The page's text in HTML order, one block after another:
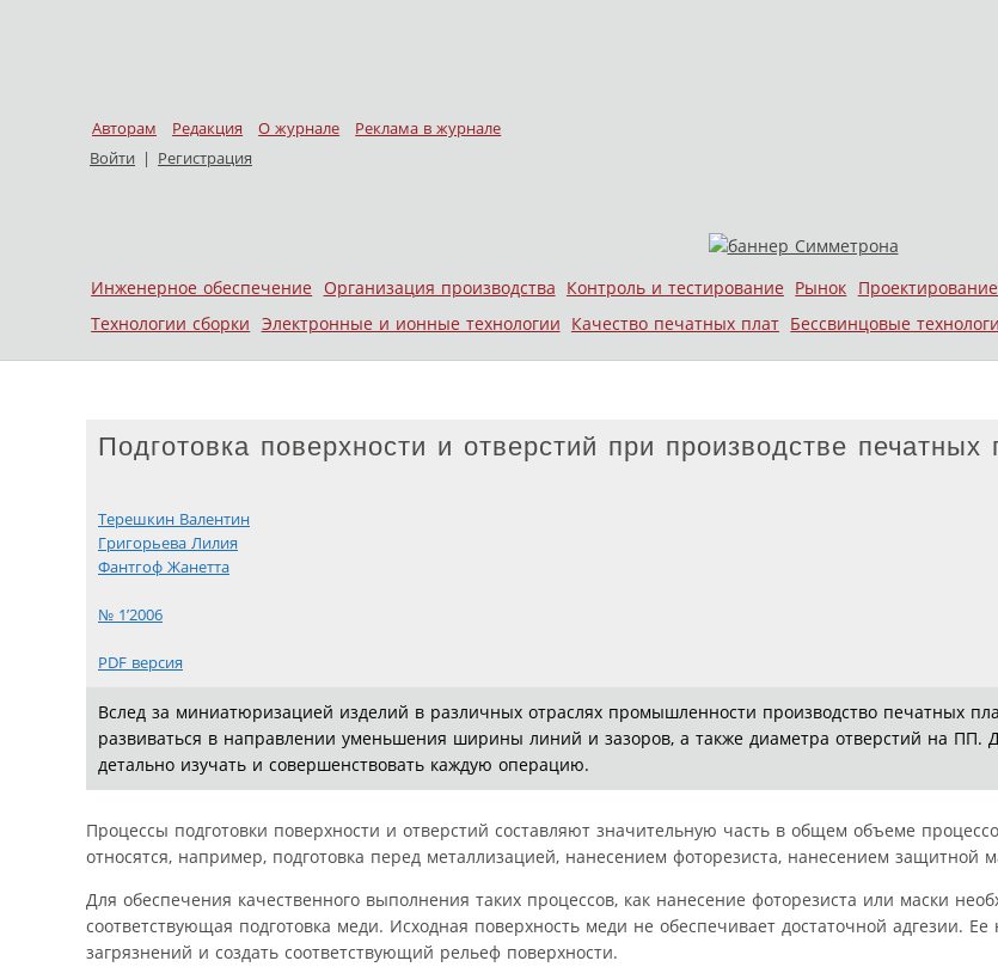
Авторам Редакция О журнале
Реклама в журнале
Войти | Регистрация
Меню
Skip to content
Инженерное обеспечение Организация производства Контроль и тестирование Рынок
Технологии сборки Электронные и ионные технологии Качество печатных плат Бессвинцовые
Подготовка поверхности и отверстий при производстве печатных
Терешкин Валентин
Григорьева Лилия
Фантгоф Жанетта
№ 1’2006
PDF версия
Вслед за миниатюризацией изделий в различных отраслях промышленности производство печатных
развиваться в направлении уменьшения ширины линий и зазоров, а также диаметра отверстий на ПП.
детально изучать и совершенствовать каждую операцию.
Процессы подготовки поверхности и отверстий составляют значительную часть в общем объеме
относятся, например, подготовка перед металлизацией, нанесением фоторезиста, нанесением защитной
Для обеспечения качественного выполнения таких процессов, как нанесение фоторезиста или маски
соответствующая подготовка меди. Исходная поверхность меди не обеспечивает достаточной адгезии. Ее
загрязнений и создать соответствующий рельеф поверхности.